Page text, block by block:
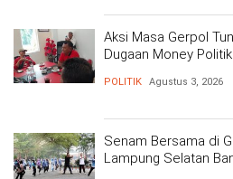
Aksi Masa Gerpol
Dugaan Money
POLITIK Agustus 3, 2026
Senam Bersama di
Lampung Selatan